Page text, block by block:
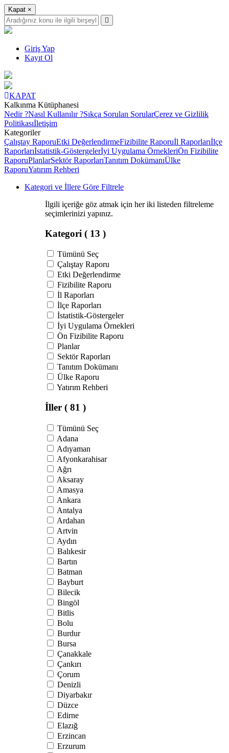
Kapat ×
Giriş Yap
Kayıt Ol
KAPAT
Kalkınma Kütüphanesi
Nedir ?Nasıl Kullanılır ?Sıkça Sorulan SorularÇerez ve Gizlilik
Politikasıİletişim
Kategoriler
Çalıştay RaporuEtki DeğerlendirmeFizibilite Raporuİl Raporlarıİlçe
Raporlarıİstatistik-Göstergelerİyi Uygulama ÖrnekleriÖn Fizibilite
RaporuPlanlarSektör RaporlarıTanıtım DokümanıÜlke
RaporuYatırım Rehberi
Kategori ve İllere Göre Filtrele
İlgili içeriğe göz atmak için her iki listeden filtreleme
seçimlerinizi yapınız.
Kategori ( 13 )
Tümünü Seç
Çalıştay Raporu
Etki Değerlendirme
Fizibilite Raporu
İl Raporları
İlçe Raporları
İstatistik-Göstergeler
İyi Uygulama Örnekleri
Ön Fizibilite Raporu
Planlar
Sektör Raporları
Tanıtım Dokümanı
Ülke Raporu
Yatırım Rehberi
İller ( 81 )
Tümünü Seç
Adana
Adıyaman
Afyonkarahisar
Ağrı
Aksaray
Amasya
Ankara
Antalya
Ardahan
Artvin
Aydın
Balıkesir
Bartın
Batman
Bayburt
Bilecik
Bingöl
Bitlis
Bolu
Burdur
Bursa
Çanakkale
Çankırı
Çorum
Denizli
Diyarbakır
Düzce
Edirne
Elazığ
Erzincan
Erzurum